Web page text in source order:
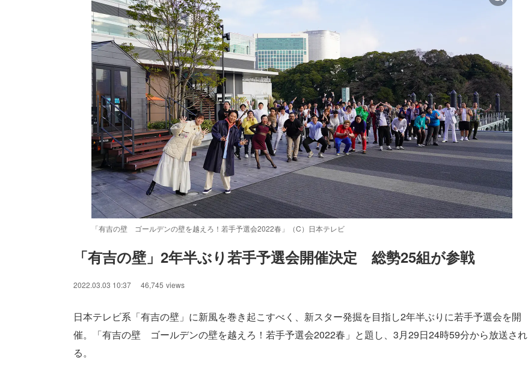
「有吉の壁 ゴールデンの壁を越えろ！若手予選会2022春」（C）日本テレビ
「有吉の壁」2年半ぶり若手予選会開催決定　総勢25組が参戦
2022.03.03 10:37 46,745 views
日本テレビ系「有吉の壁」に新風を巻き起こすべく、新スター発掘を目指し2年半ぶりに若手予選会を開
催。「有吉の壁 ゴールデンの壁を越えろ！若手予選会2022春」と題し、3月29日24時59分から放送され
る。